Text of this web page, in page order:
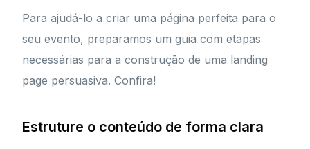
Para ajudá-lo a criar uma página perfeita para o
seu evento, preparamos um guia com etapas
necessárias para a construção de uma landing
page persuasiva. Confira!
Estruture o conteúdo de forma clara